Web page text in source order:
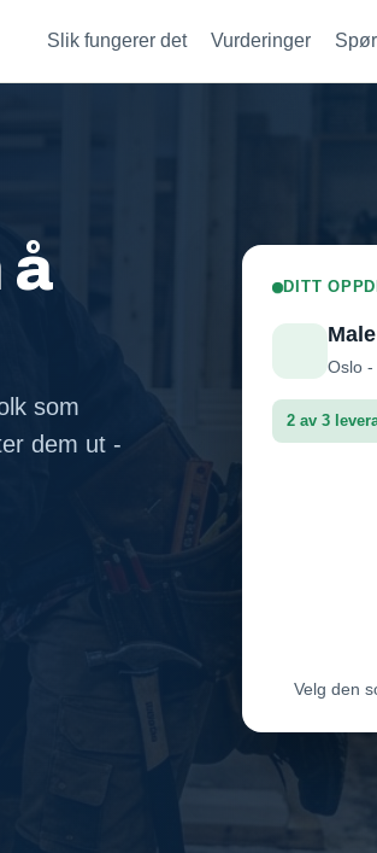
Slik fungerer det Vurderinger
å
som
dem ut -
DITT
Oslo
2 av 3
Velg den